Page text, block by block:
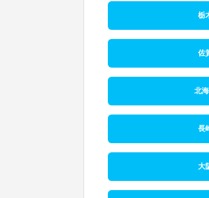
栃
佐
北
長
大